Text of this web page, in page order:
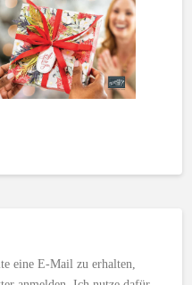
eine E-Mail zu erhalten,